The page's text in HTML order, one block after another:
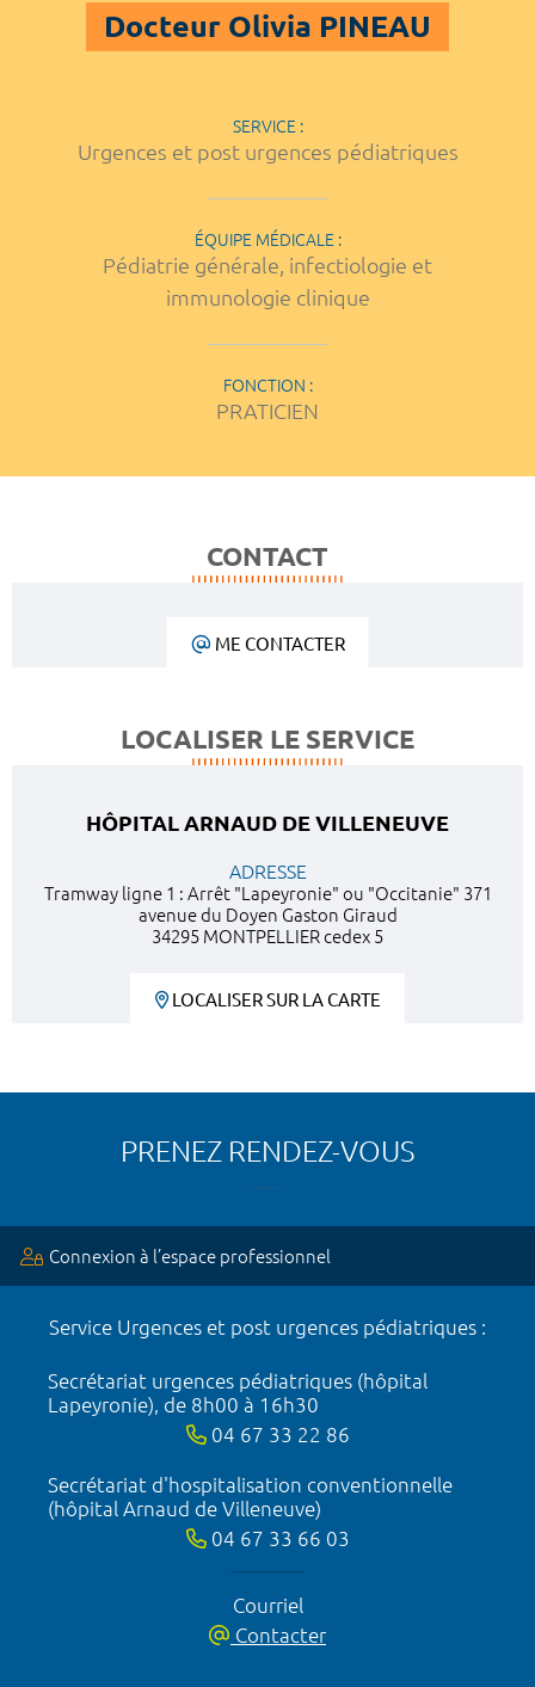
Docteur Olivia PINEAU
SERVICE :
Urgences et post urgences pédiatriques
ÉQUIPE MÉDICALE :
Pédiatrie générale, infectiologie et
immunologie clinique
FONCTION :
PRATICIEN
CONTACT
ME CONTACTER
LOCALISER LE SERVICE
HÔPITAL ARNAUD DE VILLENEUVE
ADRESSE
Tramway ligne 1 : Arrêt "Lapeyronie" ou "Occitanie" 371
avenue du Doyen Gaston Giraud
34295 MONTPELLIER cedex 5
LOCALISER SUR LA CARTE
PRENEZ RENDEZ-VOUS
Connexion à l’espace professionnel
Service Urgences et post urgences pédiatriques :
Secrétariat urgences pédiatriques (hôpital
Lapeyronie), de 8h00 à 16h30
04 67 33 22 86
Secrétariat d'hospitalisation conventionnelle
(hôpital Arnaud de Villeneuve)
04 67 33 66 03
Courriel
Contacter